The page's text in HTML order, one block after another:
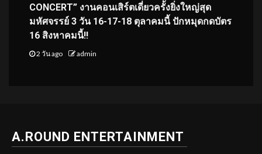
CONCERT” งานคอนเสิร์ตเดี่ยวครั้งยิ่งใหญ่สุด
มหัศจรรย์ 3 วัน 16-17-18 ตุลาคมนี้ ปักหมุดกดบัตร
16 สิงหาคมนี้!!
2 วัน ago admin
A.ROUND ENTERTAINMENT